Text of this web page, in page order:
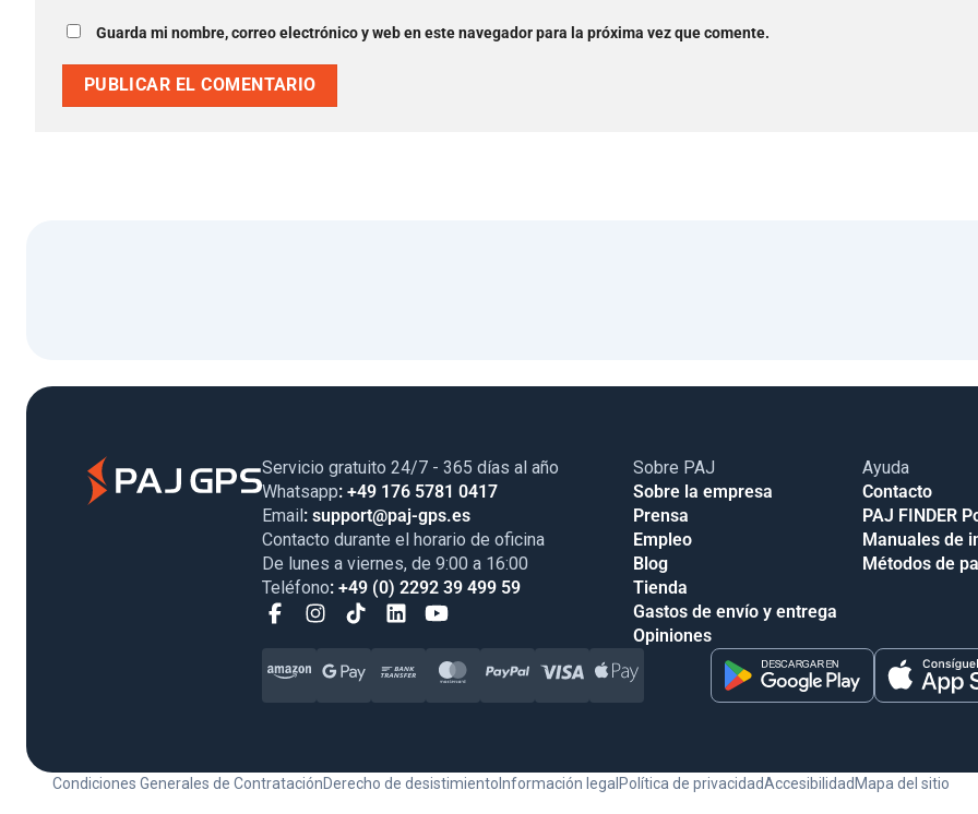
Guarda mi nombre, correo electrónico y web en este navegador para la próxima vez que comente.
Servicio gratuito 24/7 - 365 días al año
Whatsapp: +49 176 5781 0417
Email: support@paj-gps.es
Contacto durante el horario de oficina
De lunes a viernes, de 9:00 a 16:00
Teléfono: +49 (0) 2292 39 499 59
Sobre PAJ
Sobre la empresa
Prensa
Empleo
Blog
Tienda
Gastos de envío y entrega
Opiniones
Ayuda
Contacto
PAJ FINDER
Manuales de
Métodos de
Condiciones Generales de ContrataciónDerecho de desistimiento Información legal Política de privacidadAccesibilidad Mapa del sitio